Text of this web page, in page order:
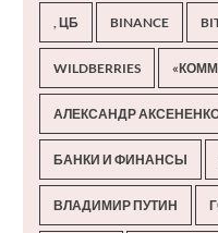
, ЦБ BINANCE
WILDBERRIES
АЛЕКСАНДР
БАНКИ И ФИНАНСЫ
ВЛАДИМИР ПУТИН